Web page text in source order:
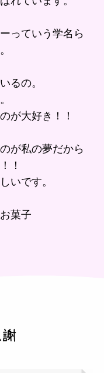
っていう学名ら
るの。
が大好き！！
が私の夢だから
！
いです。
菓子